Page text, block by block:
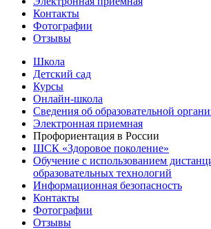
Контакты
Фотографии
Отзывы
Школа
Детский сад
Курсы
Онлайн-школа
Сведения об образовательной
Электронная приемная
Профориентация в России
ШСК «Здоровое поколение»
Обучение с использованием
образовательных технологий
​Информационная безопасность
Контакты
Фотографии
Отзывы